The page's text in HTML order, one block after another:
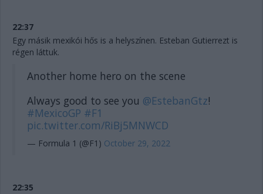
22:37
Egy másik mexikói hős is a helyszínen. Esteban Gutierrezt is
régen láttuk.
Another home hero on the scene
Always good to see you @EstebanGtz!
#MexicoGP #F1
pic.twitter.com/RiBj5MNWCD
— Formula 1 (@F1) October 29, 2022
22:35